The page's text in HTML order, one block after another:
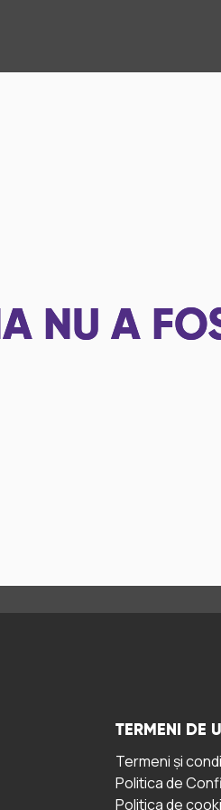
NU A
TERMENI DE
Termeni și
Politica de
Politica de